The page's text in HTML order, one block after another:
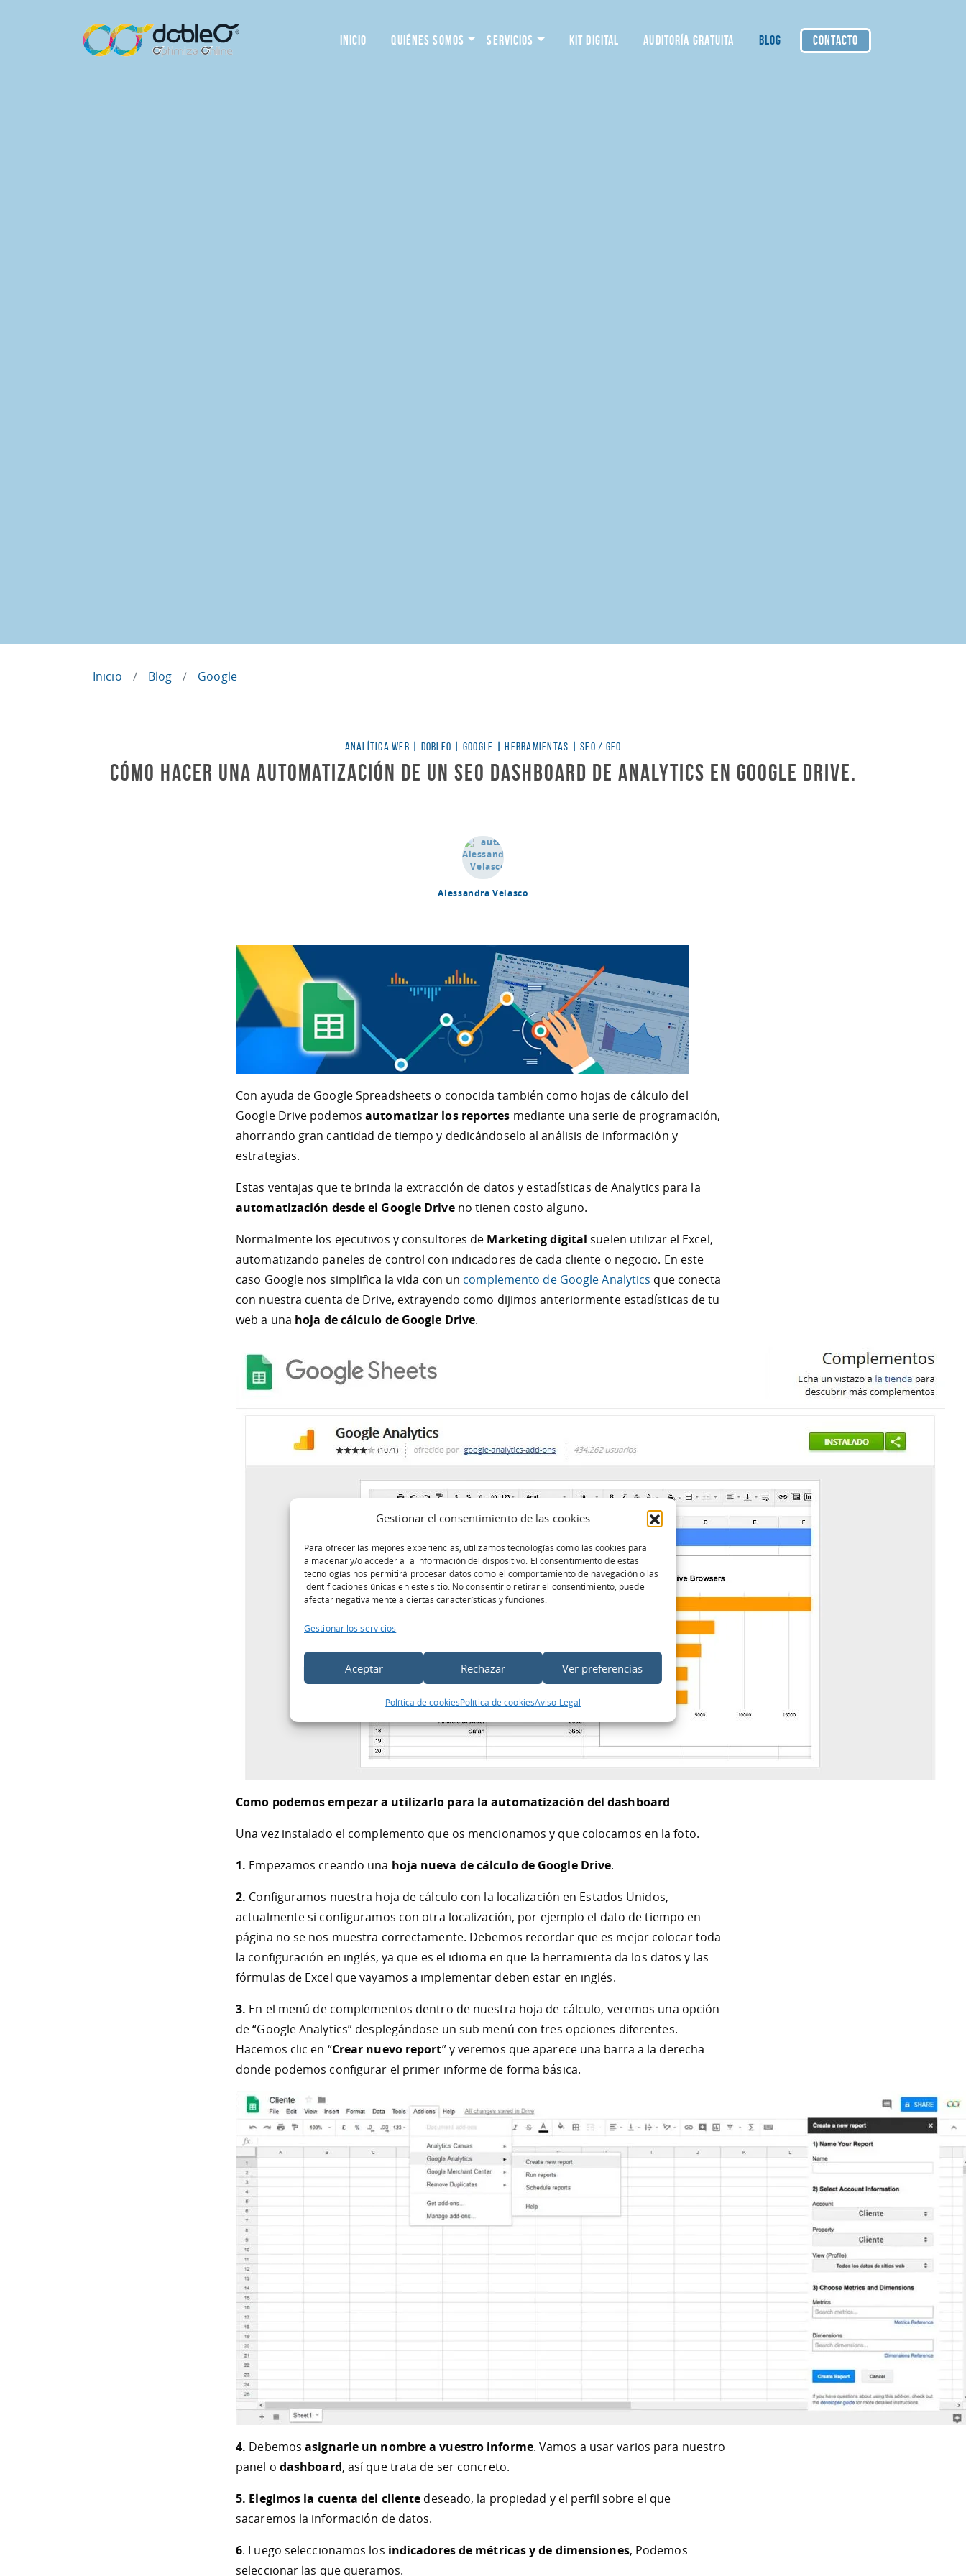
Gestionar el consentimiento de las cookies
Para ofrecer las mejores experiencias, utilizamos tecnologías como las cookies para
almacenar y/o acceder a la información del dispositivo. El consentimiento de estas
tecnologías nos permitirá procesar datos como el comportamiento de navegación o las
identificaciones únicas en este sitio. No consentir o retirar el consentimiento, puede
afectar negativamente a ciertas características y funciones.
Gestionar los servicios
Aceptar Rechazar Ver preferencias
Política de cookiesPolítica de cookiesAviso Legal
INICIO QUIÉNES SOMOS SERVICIOS KIT DIGITAL AUDITORÍA GRATUITA BLOG CONTACTO
Inicio Blog Google
ANALÍTICA WEB DOBLEO GOOGLE |HERRAMIENTAS |SEO / GEO
Cómo hacer una automatización de un SEO dashboard de Analytics en Google Drive.
Alessandra Velasco
Con ayuda de Google Spreadsheets o conocida también como hojas de cálculo del
Google Drive podemosautomatizar los reportes mediante una serie de programación,
ahorrando gran cantidad de tiempo y dedicándoselo al análisis de información y
estrategias.
Estas ventajas que te brinda la extracción de datos y estadísticas de Analytics para la
automatización desde el Google Driveno tienen costo alguno.
Normalmente los ejecutivos y consultores de Marketing digital suelen utilizar el Excel,
automatizando paneles de control con indicadores de cada cliente o negocio. En este
caso Google nos simplifica la vida con un complemento de Google Analytics que conecta
con nuestra cuenta de Drive, extrayendo como dijimos anteriormente estadísticas de tu
web a una hoja de cálculo de Google Drive.
Como podemos empezar a utilizarlo para la automatización del dashboard
Una vez instalado el complemento que os mencionamos y que colocamos en la foto.
1. Empezamos creando una hoja nueva de cálculo de Google Drive.
2. Configuramos nuestra hoja de cálculo con la localización en Estados Unidos,
actualmente si configuramos con otra localización, por ejemplo el dato de tiempo en
página no se nos muestra correctamente. Debemos recordar que es mejor colocar toda
la configuración en inglés, ya que es el idioma en que la herramienta da los datos y las
fórmulas de Excel que vayamos a implementar deben estar en inglés.
3. En el menú de complementos dentro de nuestra hoja de cálculo, veremos una opción
de “Google Analytics” desplegándose un sub menú con tres opciones diferentes.
Hacemos clic en “Crear nuevo report” y veremos que aparece una barra a la derecha
donde podemos configurar el primer informe de forma básica.
4. Debemosasignarle un nombre a vuestro informe. Vamos a usar varios para nuestro
panel o dashboard, así que trata de ser concreto.
5. Elegimos la cuenta del cliente deseado, la propiedad y el perfil sobre el que
sacaremos la información de datos.
6. Luego seleccionamos los indicadores de métricas y de dimensiones, Podemos
seleccionar las que queramos.